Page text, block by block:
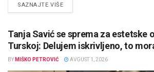
SAZNAJTE VIŠEDETAILS
Tanja Savić se sprema za estetske
Turskoj: Delujem iskrivljeno, to
BY MIŠKO PETROVIĆ AVGUST 1, 2026